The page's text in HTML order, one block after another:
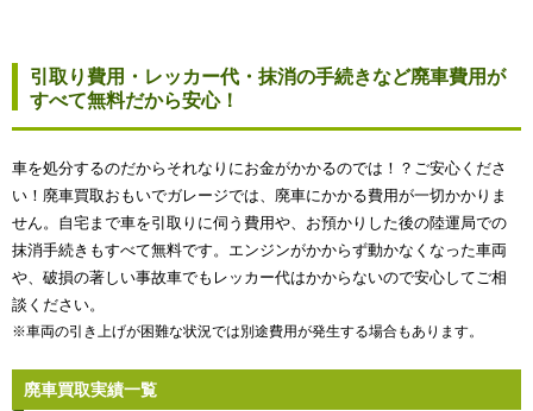
引取り費用・レッカー代・抹消の手続きなど廃車費用が
すべて無料だから安心！
車を処分するのだからそれなりにお金がかかるのでは！？ご安心くださ
い！廃車買取おもいでガレージでは、廃車にかかる費用が一切かかりま
せん。自宅まで車を引取りに伺う費用や、お預かりした後の陸運局での
抹消手続きもすべて無料です。エンジンがかからず動かなくなった車両
や、破損の著しい事故車でもレッカー代はかからないので安心してご相
談ください。
※車両の引き上げが困難な状況では別途費用が発生する場合もあります。
廃車買取実績一覧